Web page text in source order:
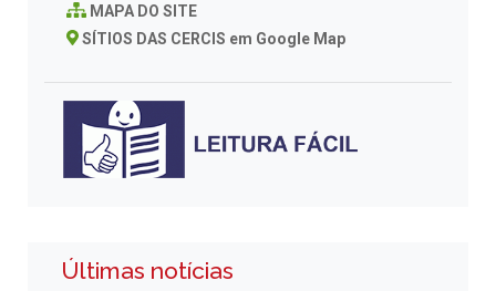
MAPA DO SITE
SÍTIOS DAS CERCIS em Google Map
Últimas notícias